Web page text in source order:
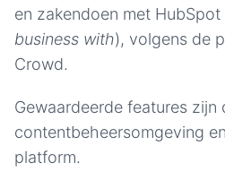
en zakendoen met HubSpot
business with), volgens de
Crowd.
Gewaardeerde features zijn
contentbeheersomgeving
platform.